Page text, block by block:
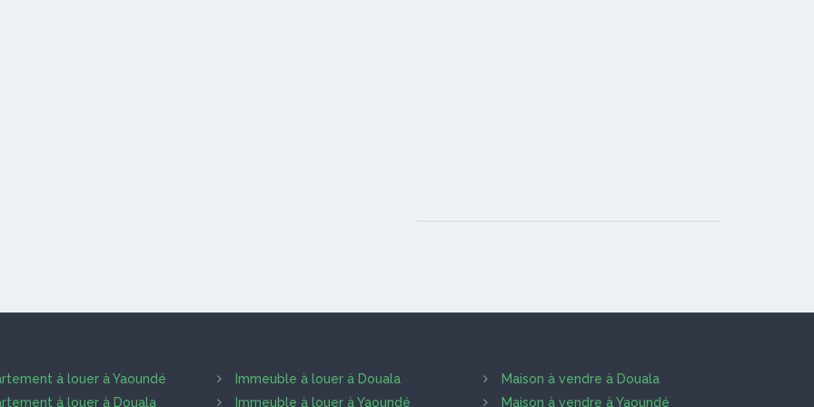
à louer à Yaoundé
à louer à Douala
Immeuble à louer à Douala
Immeuble à louer à Yaoundé
Maison à vendre à Douala
Maison à vendre à Yaoundé